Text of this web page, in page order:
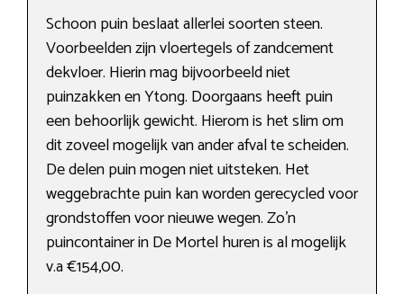
Schoon puin beslaat allerlei soorten steen.
Voorbeelden zijn vloertegels of zandcement
dekvloer. Hierin mag bijvoorbeeld niet
puinzakken en Ytong. Doorgaans heeft puin
een behoorlijk gewicht. Hierom is het slim om
dit zoveel mogelijk van ander afval te scheiden.
De delen puin mogen niet uitsteken. Het
weggebrachte puin kan worden gerecycled voor
grondstoffen voor nieuwe wegen. Zo’n
puincontainer in De Mortel huren is al mogelijk
v.a €154,00.